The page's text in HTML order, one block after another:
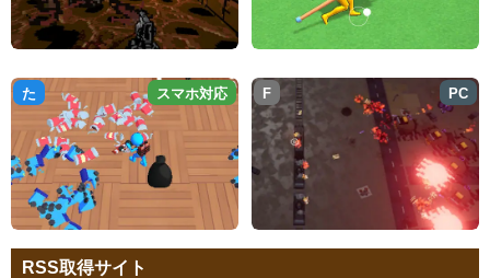
た スマホ対応 F PC
RSS取得サイト